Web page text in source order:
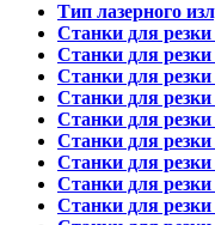
Тип лазерного
Станки для
Станки для
Станки для
Станки для
Станки для
Станки для
Станки для
Станки для
Станки для